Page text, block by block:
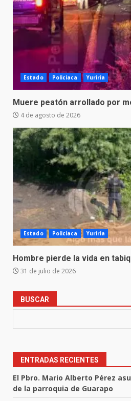
Estado Policiaca Yuriria
Muere peatón arrollado por
4 de agosto de 2026
Estado Policiaca Yuriria
Hombre pierde la vida en
31 de julio de 2026
BUSCAR
ENTRADAS RECIENTES
El Pbro. Mario Alberto Pérez
de la parroquia de Guarapo